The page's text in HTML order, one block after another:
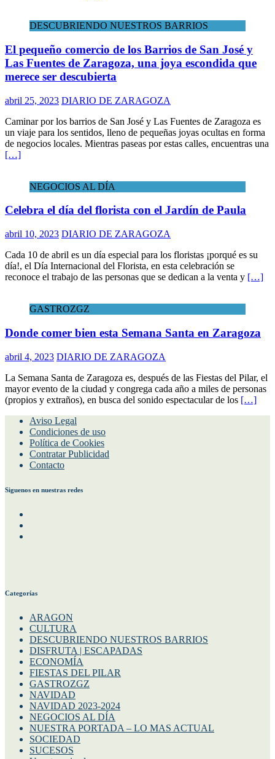
DESCUBRIENDO NUESTROS BARRIOS
El pequeño comercio de los Barrios de San José y
Las Fuentes de Zaragoza, una joya escondida que
merece ser descubierta
abril 25, 2023 DIARIO DE ZARAGOZA
Caminar por los barrios de San José y Las Fuentes de Zaragoza es
un viaje para los sentidos, lleno de pequeñas joyas ocultas en forma
de negocios locales. Mientras paseas por estas calles, encuentras una
[…]
NEGOCIOS AL DÍA
Celebra el día del florista con el Jardín de Paula
abril 10, 2023 DIARIO DE ZARAGOZA
Cada 10 de abril es un día especial para los floristas ¡porqué es su
día!, el Día Internacional del Florista, en esta celebración se
reconoce el trabajo de las personas que se dedican a la venta y […]
GASTROZGZ
Donde comer bien esta Semana Santa en Zaragoza
abril 4, 2023 DIARIO DE ZARAGOZA
La Semana Santa de Zaragoza es, después de las Fiestas del Pilar, el
mayor evento de la ciudad y congrega cada año a miles de personas
(propios y extraños), en busca del sonido espectacular de los […]
Aviso Legal
Condiciones de uso
Política de Cookies
Contratar Publicidad
Contacto
Siguenos en nuestras redes
Categorías
ARAGON
CULTURA
DESCUBRIENDO NUESTROS BARRIOS
DISFRUTA | ESCAPADAS
ECONOMÍA
FIESTAS DEL PILAR
GASTROZGZ
NAVIDAD
NAVIDAD 2023-2024
NEGOCIOS AL DÍA
NUESTRA PORTADA – LO MAS ACTUAL
SOCIEDAD
SUCESOS